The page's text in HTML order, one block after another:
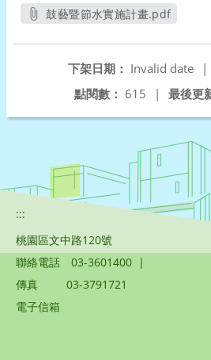
鼓藝暨節水實施計畫.pdf
下架日期： Invalid date
|
最後更
點閱數： 615 |
:::
桃園區文中路120號
聯絡電話
03-3601400 |
傳真
03-3791721
電子信箱